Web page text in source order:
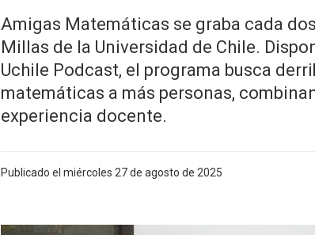
Amigas Matemáticas se graba cada
Millas de la Universidad de Chile.
Uchile Podcast, el programa busca
matemáticas a más personas,
experiencia docente.
Publicado el miércoles 27 de agosto de 2025